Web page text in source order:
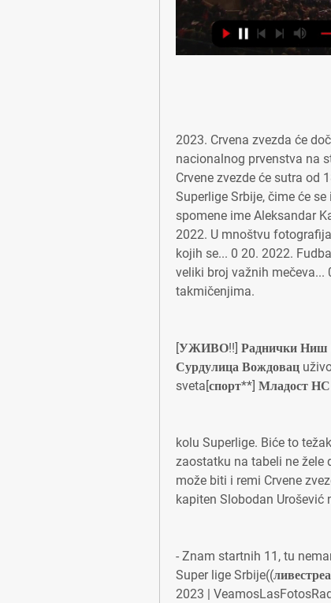
2023. Crvena zvezda će
nacionalnog prvenstva na
Crvene zvezde će sutra od
Superlige Srbije, čime će
spomene ime Aleksandar
2022. U mnoštvu
kojih se... 0 20. 2022.
veliki broj važnih
takmičenjima.
[УЖИВО!!] Раднички Ниш
Сурдулица Вождовац
sveta[спорт**] Младост
kolu Superlige. Biće to
zaostatku na tabeli ne
može biti i remi Crvene
kapiten Slobodan Urošević
- Znam startnih 11, tu
Super lige
2023 |